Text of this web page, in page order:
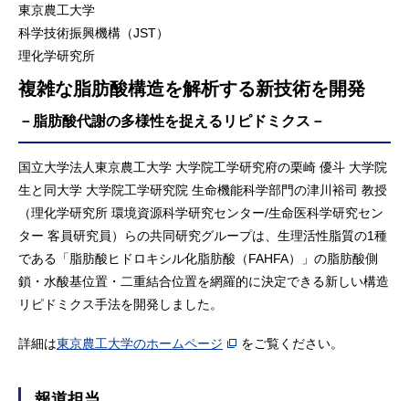
東京農工大学
科学技術振興機構（JST）
理化学研究所
複雑な脂肪酸構造を解析する新技術を開発
－脂肪酸代謝の多様性を捉えるリピドミクス－
国立大学法人東京農工大学 大学院工学研究府の栗崎 優斗 大学院
生と同大学 大学院工学研究院 生命機能科学部門の津川裕司 教授
（理化学研究所 環境資源科学研究センター/生命医科学研究セン
ター 客員研究員）らの共同研究グループは、生理活性脂質の1種
である「脂肪酸ヒドロキシル化脂肪酸（FAHFA）」の脂肪酸側
鎖・水酸基位置・二重結合位置を網羅的に決定できる新しい構造
リピドミクス手法を開発しました。
詳細は東京農工大学のホームページ をご覧ください。